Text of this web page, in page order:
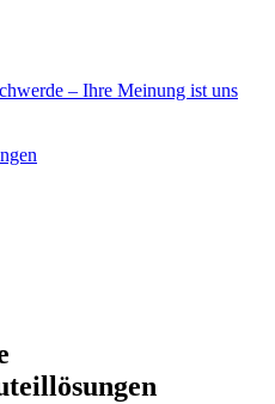
– Ihre Meinung ist uns